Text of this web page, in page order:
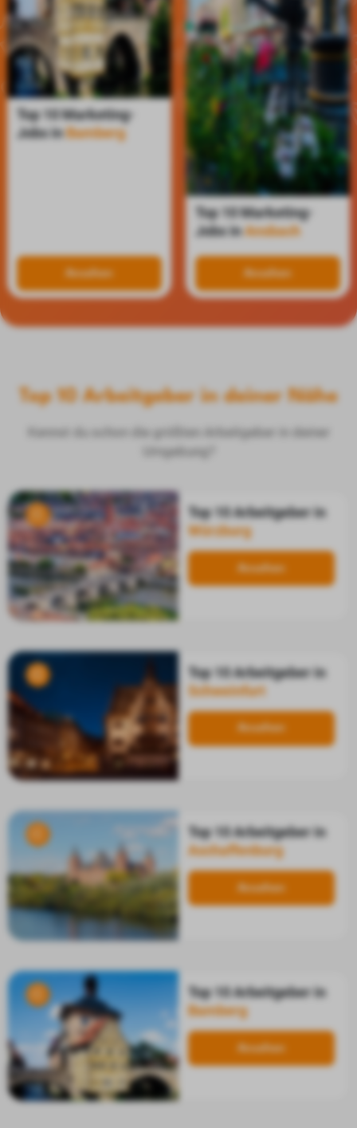
Top 10 Marketing-
Jobs inBamberg
Ansehen
Top 10 Marketing-
Jobs inAnsbach
Ansehen
Top 10 Arbeitgeber in deiner Nähe
Top 10 Arbeitgeber in
Würzburg
Ansehen
Top 10 Arbeitgeber in
Schweinfurt
Ansehen
Top 10 Arbeitgeber in
Aschaffenburg
Ansehen
Top 10 Arbeitgeber in
Bamberg
Ansehen